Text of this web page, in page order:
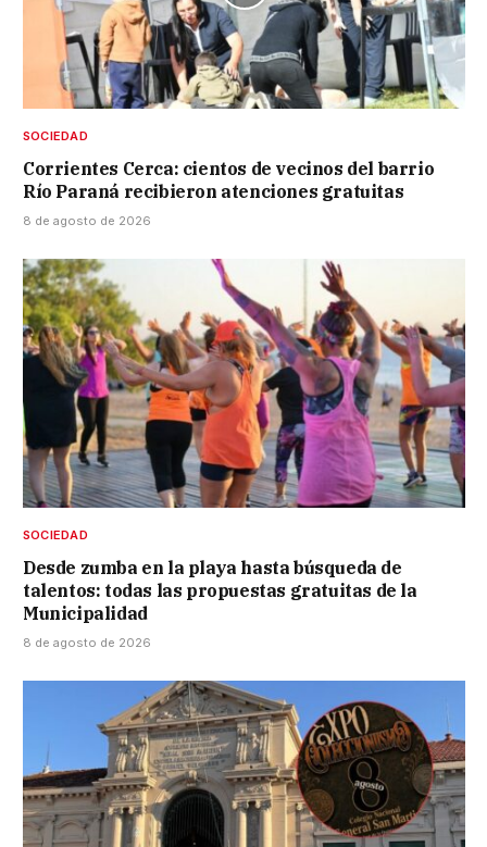
SOCIEDAD
Corrientes Cerca: cientos de vecinos del barrio
Río Paraná recibieron atenciones gratuitas
8 de agosto de 2026
SOCIEDAD
Desde zumba en la playa hasta búsqueda de
talentos: todas las propuestas gratuitas de la
Municipalidad
8 de agosto de 2026